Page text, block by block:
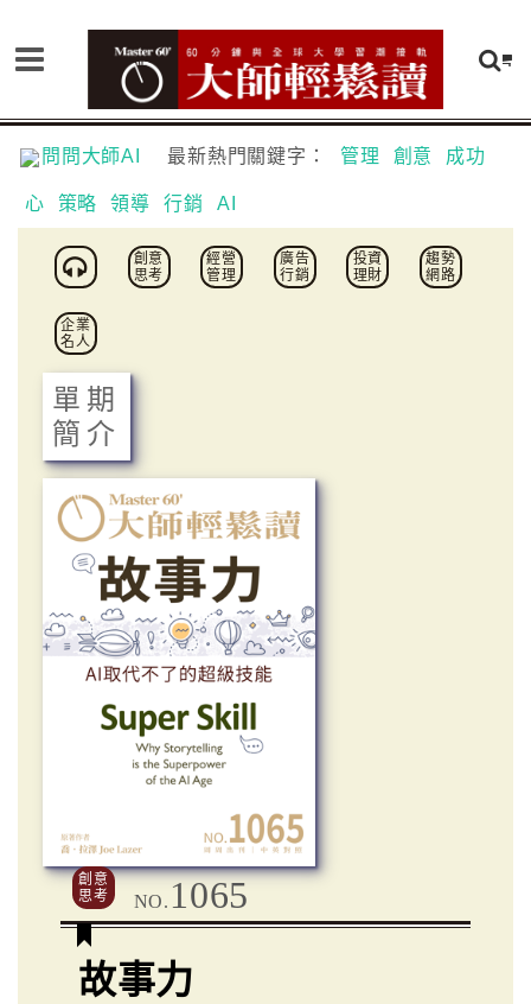
問問大師AI 最新熱門關鍵字： 管理 創意 成功
心 策略 領導 行銷 AI
創意
思考
經營
管理
廣告
行銷
投資
理財
趨勢
網路
企業
名人
單期
簡介
創意
思考
NO. 1065
故事力